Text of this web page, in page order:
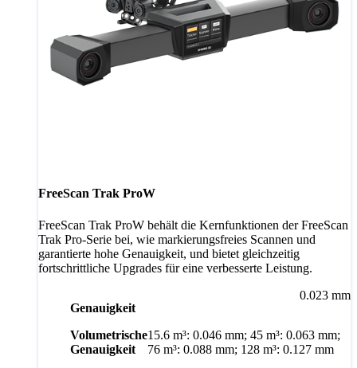
FreeScan Trak ProW
FreeScan Trak ProW behält die Kernfunktionen der FreeScan
Trak Pro-Serie bei, wie markierungsfreies Scannen und
garantierte hohe Genauigkeit, und bietet gleichzeitig
fortschrittliche Upgrades für eine verbesserte Leistung.
Genauigkeit
0.023 mm
Volumetrische
Genauigkeit
15.6 m³: 0.046 mm; 45 m³: 0.063 mm;
76 m³: 0.088 mm; 128 m³: 0.127 mm